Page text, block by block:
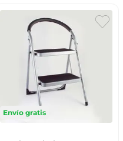
Envío gratis